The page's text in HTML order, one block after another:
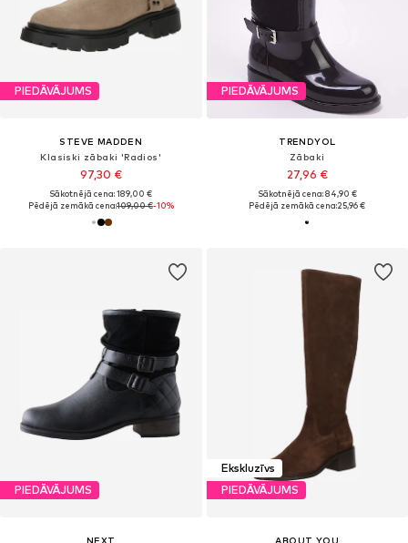
PIEDĀVĀJUMS
STEVE MADDEN
Klasiski zābaki 'Radios'
97,30 €
Sākotnējā cena: 189,00 €
Pēdējā zemākā cena:109,00 €-10%
PIEDĀVĀJUMS
TRENDYOL
Zābaki
27,96 €
Sākotnējā cena: 84,90 €
Pēdējā zemākā cena:25,96 €
PIEDĀVĀJUMS
NEXT
Ekskluzīvs
PIEDĀVĀJUMS
ABOUT YOU